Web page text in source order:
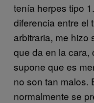
tenía herpes tipo
diferencia entre el
arbitraria, me hizo
que da en la cara,
supone que es
no son tan malos.
normalmente se